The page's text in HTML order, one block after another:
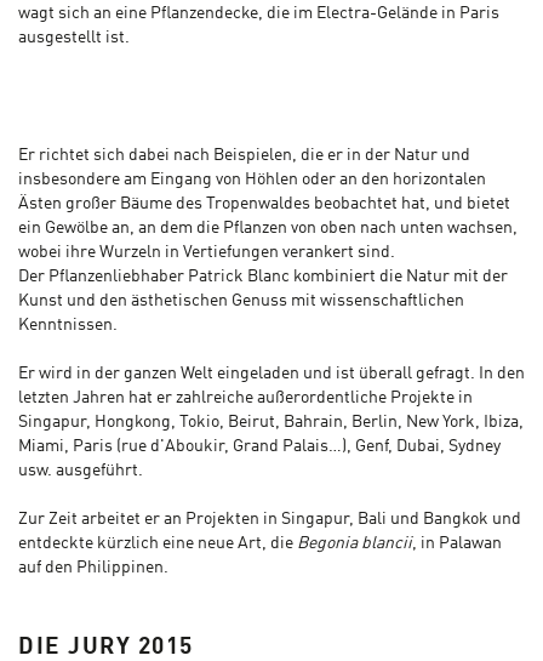
wagt sich an eine Pflanzendecke, die im Electra-Gelände in Paris
ausgestellt ist.
Er richtet sich dabei nach Beispielen, die er in der Natur und
insbesondere am Eingang von Höhlen oder an den horizontalen
Ästen großer Bäume des Tropenwaldes beobachtet hat, und bietet
ein Gewölbe an, an dem die Pflanzen von oben nach unten wachsen,
wobei ihre Wurzeln in Vertiefungen verankert sind.
Der Pflanzenliebhaber Patrick Blanc kombiniert die Natur mit der
Kunst und den ästhetischen Genuss mit wissenschaftlichen
Kenntnissen.
Er wird in der ganzen Welt eingeladen und ist überall gefragt. In den
letzten Jahren hat er zahlreiche außerordentliche Projekte in
Singapur, Hongkong, Tokio, Beirut, Bahrain, Berlin, New York, Ibiza,
Miami, Paris (rue d'Aboukir, Grand Palais…), Genf, Dubai, Sydney
usw. ausgeführt.
Zur Zeit arbeitet er an Projekten in Singapur, Bali und Bangkok und
entdeckte kürzlich eine neue Art, die Begonia blancii, in Palawan
auf den Philippinen.
DIE JURY 2015